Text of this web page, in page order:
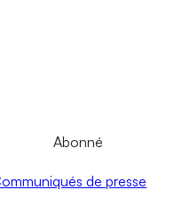
Abonné
de presse